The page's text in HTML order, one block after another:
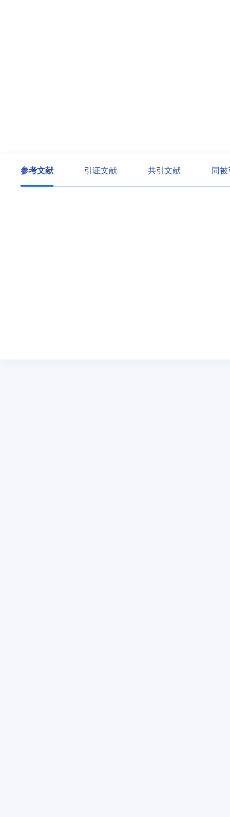
参考文献 引证文献 共引文献 同